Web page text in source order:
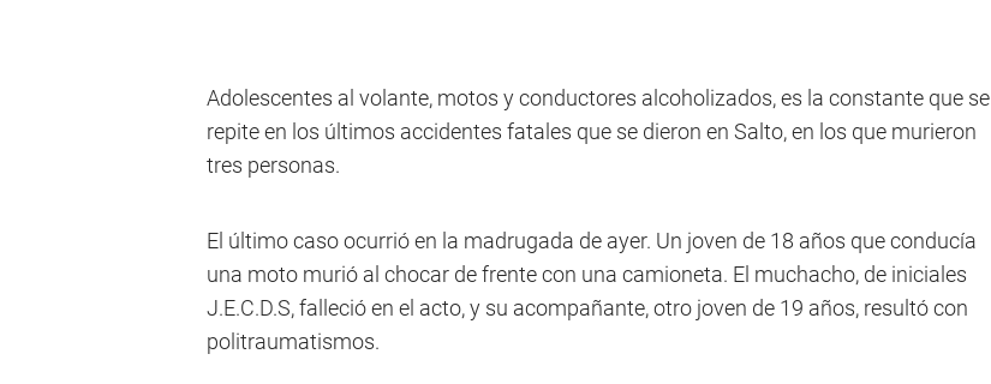
Adolescentes al volante, motos y conductores alcoholizados, es la constante que se
repite en los últimos accidentes fatales que se dieron en Salto, en los que murieron
tres personas.
El último caso ocurrió en la madrugada de ayer. Un joven de 18 años que conducía
una moto murió al chocar de frente con una camioneta. El muchacho, de iniciales
J.E.C.D.S, falleció en el acto, y su acompañante, otro joven de 19 años, resultó con
politraumatismos.